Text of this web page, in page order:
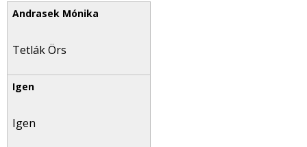
Tetlák Örs
Igen